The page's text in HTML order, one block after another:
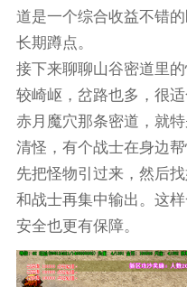
道是一个综合收益不错
长期蹲点。
接下来聊聊山谷密道里
较崎岖，岔路也多，很
赤月魔穴那条密道，就
清怪，有个战士在身边
先把怪物引过来，然后
和战士再集中输出。这
安全也更有保障。